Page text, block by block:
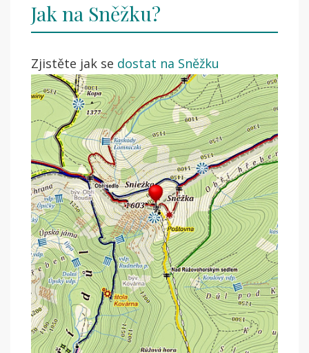
Jak na Sněžku?
Zjistěte jak se dostat na Sněžku